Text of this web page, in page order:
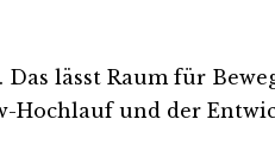
lässt Raum für
und der